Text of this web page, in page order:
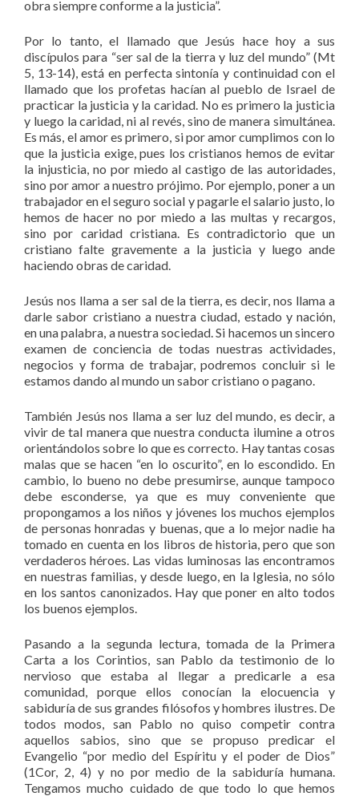
obra siempre conforme a la justicia”.
Por lo tanto, el llamado que Jesús hace hoy a sus
discípulos para “ser sal de la tierra y luz del mundo” (Mt
5, 13-14), está en perfecta sintonía y continuidad con el
llamado que los profetas hacían al pueblo de Israel de
practicar la justicia y la caridad. No es primero la justicia
y luego la caridad, ni al revés, sino de manera simultánea.
Es más, el amor es primero, si por amor cumplimos con lo
que la justicia exige, pues los cristianos hemos de evitar
la injusticia, no por miedo al castigo de las autoridades,
sino por amor a nuestro prójimo. Por ejemplo, poner a un
trabajador en el seguro social y pagarle el salario justo, lo
hemos de hacer no por miedo a las multas y recargos,
sino por caridad cristiana. Es contradictorio que un
cristiano falte gravemente a la justicia y luego ande
haciendo obras de caridad.
Jesús nos llama a ser sal de la tierra, es decir, nos llama a
darle sabor cristiano a nuestra ciudad, estado y nación,
en una palabra, a nuestra sociedad. Si hacemos un sincero
examen de conciencia de todas nuestras actividades,
negocios y forma de trabajar, podremos concluir si le
estamos dando al mundo un sabor cristiano o pagano.
También Jesús nos llama a ser luz del mundo, es decir, a
vivir de tal manera que nuestra conducta ilumine a otros
orientándolos sobre lo que es correcto. Hay tantas cosas
malas que se hacen “en lo oscurito”, en lo escondido. En
cambio, lo bueno no debe presumirse, aunque tampoco
debe esconderse, ya que es muy conveniente que
propongamos a los niños y jóvenes los muchos ejemplos
de personas honradas y buenas, que a lo mejor nadie ha
tomado en cuenta en los libros de historia, pero que son
verdaderos héroes. Las vidas luminosas las encontramos
en nuestras familias, y desde luego, en la Iglesia, no sólo
en los santos canonizados. Hay que poner en alto todos
los buenos ejemplos.
Pasando a la segunda lectura, tomada de la Primera
Carta a los Corintios, san Pablo da testimonio de lo
nervioso que estaba al llegar a predicarle a esa
comunidad, porque ellos conocían la elocuencia y
sabiduría de sus grandes filósofos y hombres ilustres. De
todos modos, san Pablo no quiso competir contra
aquellos sabios, sino que se propuso predicar el
Evangelio “por medio del Espíritu y el poder de Dios”
(1Cor, 2, 4) y no por medio de la sabiduría humana.
Tengamos mucho cuidado de que todo lo que hemos